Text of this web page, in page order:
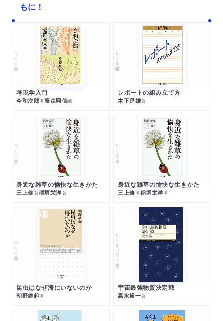
もに！
ちくま文庫
考現学入門
今和次郎著藤森照信編
ちくま学芸文庫
レポートの組み立て方
木下是雄著
ちくま文庫
身近な雑草の愉快な生きかた
三上修著稲垣栄洋著
ちくま文庫
身近な雑草の愉快な生きかた
三上修著稲垣栄洋著
ちくま新書
昆虫はなぜ海にいないのか
朝野維起著
ちくまプリマー新書
宇宙最強物質決定戦
高水裕一著